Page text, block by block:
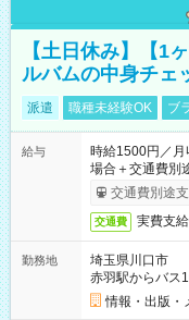
【土日休み】【1
ルバムの中身チェ
派遣 職種未経験OK ブ
給与
時給1500円／
場合＋交通費別
交通費別途
交通費 実費支
勤務地
埼玉県川口市
赤羽駅からバス
情報・出版・